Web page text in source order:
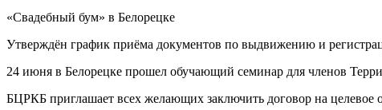
«Свадебный бум» в Белорецке
Утверждён график приёма документов по выдвижению и
24 июня в Белорецке прошел обучающий семинар для членов
БЦРКБ приглашает всех желающих заключить договор на целевое